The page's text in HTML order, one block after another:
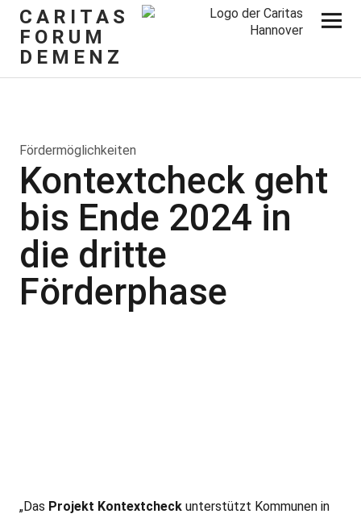
CARITAS
FORUM
DEMENZ
Fördermöglichkeiten
Kontextcheck geht
bis Ende 2024 in
die dritte
Förderphase
„Das Projekt Kontextcheckunterstützt Kommunen in